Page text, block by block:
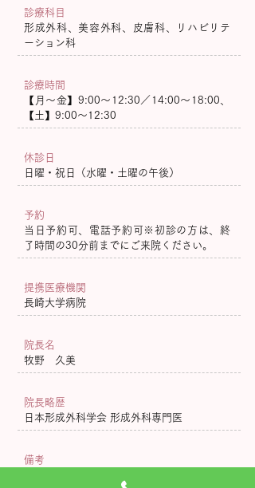
診療科目
形成外科、美容外科、皮膚科、リハビリテ
ーション科
診療時間
【月〜金】9:00〜12:30／14:00〜18:00、
【土】9:00〜12:30
休診日
日曜・祝日（水曜・土曜の午後）
予約
当日予約可、電話予約可※初診の方は、終
了時間の30分前までにご来院ください。
提携医療機関
長崎大学病院
院長名
牧野 久美
院長略歴
日本形成外科学会 形成外科専門医
備考